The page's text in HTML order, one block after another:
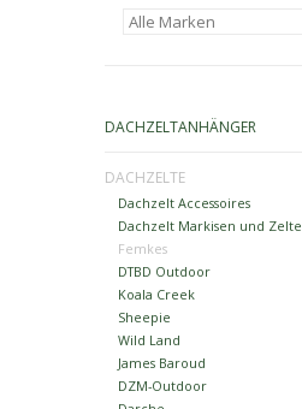
DACHZELTANHÄNGER
DACHZELTE
Dachzelt Accessoires
Dachzelt Markisen und Zelte
Femkes
DTBD Outdoor
Koala Creek
Sheepie
Wild Land
James Baroud
DZM-Outdoor